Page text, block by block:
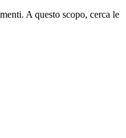
A questo scopo, cerca le